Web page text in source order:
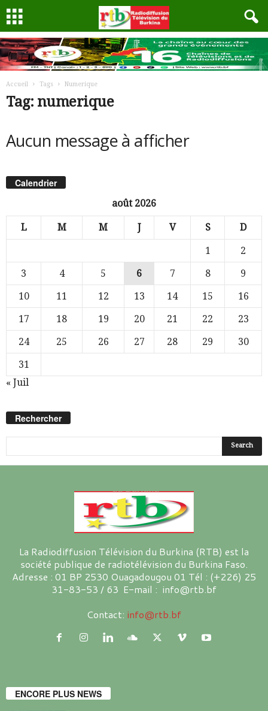
Accueil Tags Numerique
Tag: numerique
Aucun message à afficher
Calendrier
août 2026
L M M J V S D
1
2
3
4 5 6 7 8
9
10
11 12 13 14 15
16
17
18 19 20 21 22
23
24
25 26 27 28 29
30
31
« Juil
Rechercher
La Radiodiffusion Télévision du Burkina (RTB) est la
société publique de radiotélévision du Burkina Faso.
Adresse : 01 BP 2530 Ouagadougou 01 Tél : (+226) 25
31-83-53 / 63 E-mail : info@rtb.bf
Contact: info@rtb.bf
ENCORE PLUS NEWS